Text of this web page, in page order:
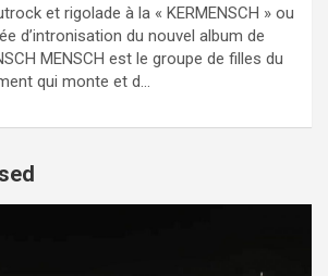
et rigolade à la « KERMENSCH » ou
d’intronisation du nouvel album de
MENSCH est le groupe de filles du
qui monte et d...